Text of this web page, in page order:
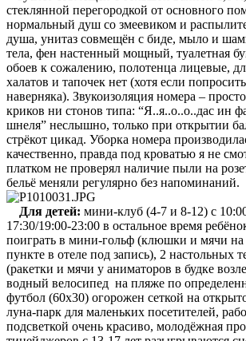
стеклянной перегородкой от основного
нормальный душ со змеевиком и
душа, унитаз совмещён с биде, мыло и
тела, фен настенный мощный, туалетная
обоев к сожалению, полотенца лицевые,
халатов и тапочек нет (хотя если
наверняка). Звукоизоляция номера –
криков ни стонов типа: “Я..я..о..о..дас ин
шнеля” неслышно, только при открытии
стрёкот цикад. Уборка номера
качественно, правда под кроватью я не
платком не проверял наличие пыли на
бельё меняли регулярно без напоминаний.
Для детей: мини-клуб (4-7 и 8-12) с
17:30/19:00-23:00 в остальное время
поиграть в мини-гольф (клюшки и мячи
пункте в отеле под запись), 2 настольных
(ракетки и мячи у аниматоров в будке
водный велосипед на пляже по
футбол (60х30) огорожен сеткой на
луна-парк для маленьких посетителей,
подсветкой очень красиво, молодёжная